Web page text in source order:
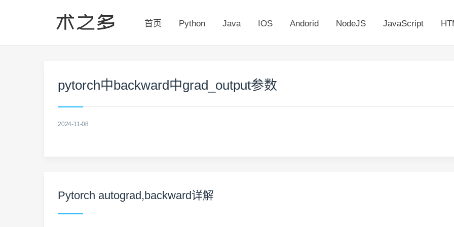
首页 Python Java IOS Andorid NodeJS JavaScript
pytorch中backward中grad_output参数
2024-11-08
Pytorch autograd,backward详解